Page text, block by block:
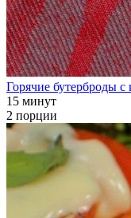
Горячие бутерброды
15 минут
2 порции